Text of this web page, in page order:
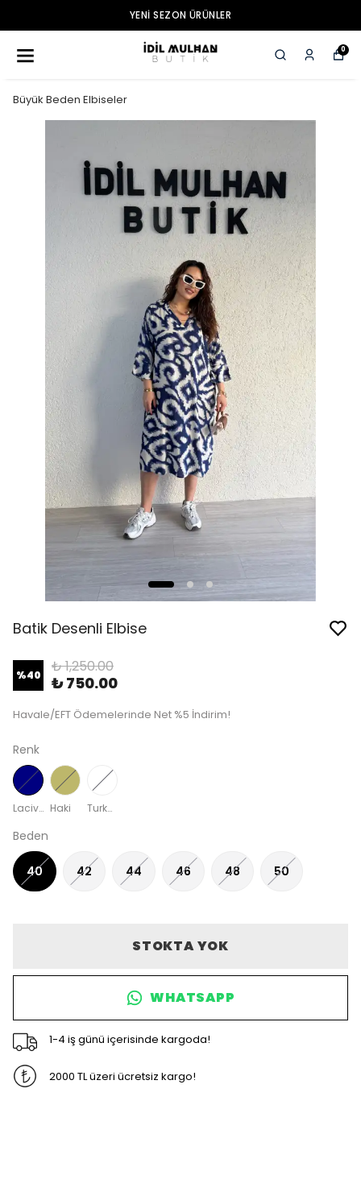
YENI SEZON ÜRÜNLER
0
Büyük Beden Elbiseler
Batik Desenli Elbise
%40 ₺ 1,250.00
₺ 750.00
Havale/EFT Ödemelerinde Net %5 İndirim!
Renk
Lacivert Haki Turkuaz
Beden
40 42 44 46 48 50
STOKTA YOK
WHATSAPP
1-4 iş günü içerisinde kargoda!
2000 TL üzeri ücretsiz kargo!